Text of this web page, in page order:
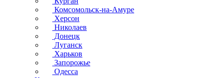
Комсомольск-на-Амуре
Херсон
Николаев
Донецк
Луганск
Харьков
Запорожье
Одесса